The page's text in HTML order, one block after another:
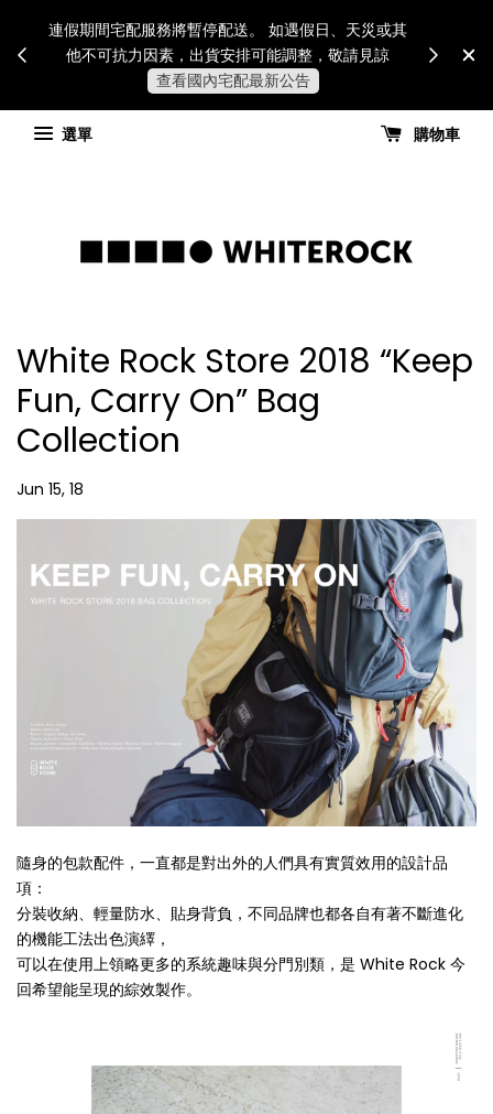
連假期間宅配服務將暫停配送。 如遇假日、天災或其
他不可抗力因素，出貨安排可能調整，敬請見諒
查看國內宅配最新公告
for all
國
選單
購物車
White Rock Store 2018 “Keep
Fun, Carry On” Bag
Collection
Jun 15, 18
隨身的包款配件，一直都是對出外的人們具有實質效用的設計品
項：
分裝收納、輕量防水、貼身背負，不同品牌也都各自有著不斷進化
的機能工法出色演繹，
可以在使用上領略更多的系統趣味與分門別類，是 White Rock 今
回希望能呈現的綜效製作。